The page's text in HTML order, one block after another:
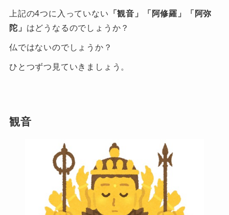
上記の4つに入っていない 「観音」「阿修羅」「阿弥
陀」 はどうなるのでしょうか？
仏ではないのでしょうか？
ひとつずつ見ていきましょう。
観音